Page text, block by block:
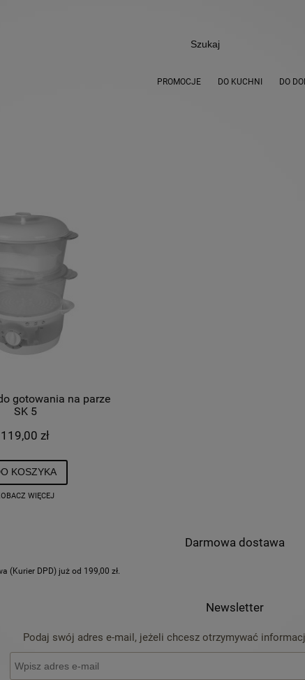
PROMOCJE DO KUCHNI DO
gotowania na parze
SK 5
119,00 zł
KOSZYKA
WIĘCEJ
Darmowa dostawa
(Kurier DPD) już od 199,00 zł.
Newsletter
Podaj swój adres e-mail, jeżeli chcesz otrzymywać